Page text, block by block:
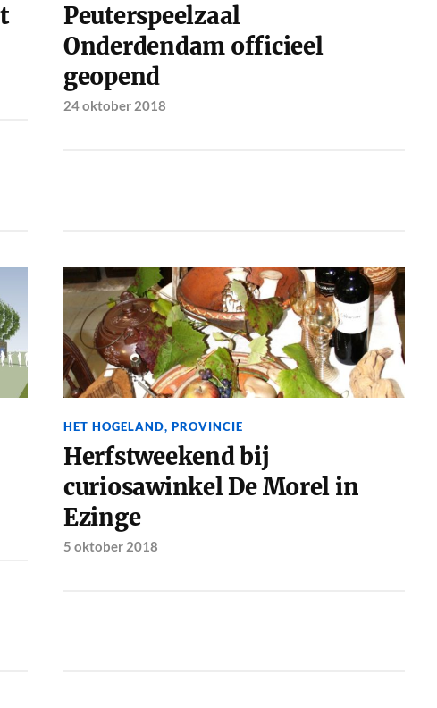
Peuterspeelzaal
Onderdendam officieel
geopend
24 oktober 2018
HET HOGELAND, PROVINCIE
Herfstweekend bij
curiosawinkel De Morel in
Ezinge
5 oktober 2018